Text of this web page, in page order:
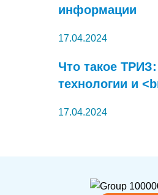
информации
17.04.2024
Что такое
технологии и
17.04.2024